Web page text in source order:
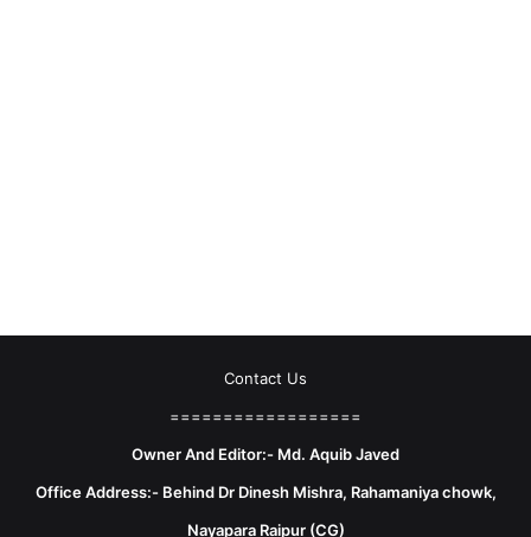
Contact Us
==================
Owner And Editor:- Md. Aquib Javed
Office Address:- Behind Dr Dinesh Mishra, Rahamaniya chowk,
Nayapara Raipur (CG)